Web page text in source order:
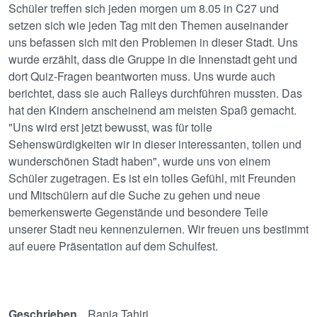
Schüler treffen sich jeden morgen um 8.05 in C27 und
setzen sich wie jeden Tag mit den Themen auseinander
uns befassen sich mit den Problemen in dieser Stadt. Uns
wurde erzählt, dass die Gruppe in die Innenstadt geht und
dort Quiz-Fragen beantworten muss. Uns wurde auch
berichtet, dass sie auch Ralleys durchführen mussten. Das
hat den Kindern anscheinend am meisten Spaß gemacht.
"Uns wird erst jetzt bewusst, was für tolle
Sehenswürdigkeiten wir in dieser interessanten, tollen und
wunderschönen Stadt haben", wurde uns von einem
Schüler zugetragen. Es ist ein tolles Gefühl, mit Freunden
und Mitschülern auf die Suche zu gehen und neue
bemerkenswerte Gegenstände und besondere Teile
unserer Stadt neu kennenzulernen. Wir freuen uns bestimmt
auf euere Präsentation auf dem Schulfest.